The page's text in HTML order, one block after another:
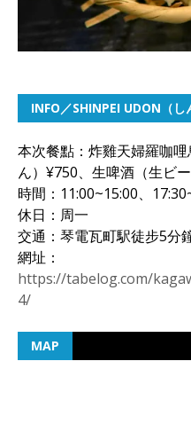
INFO／SHINPEI UDON（し
本次餐點：炸雞天婦羅咖
ん）¥750、生啤酒（生ビ
時間：11:00~15:00、
休日：周一
交通：琴電瓦町駅徒步5分
網址：
https://tabelog.com/
4/
MAP